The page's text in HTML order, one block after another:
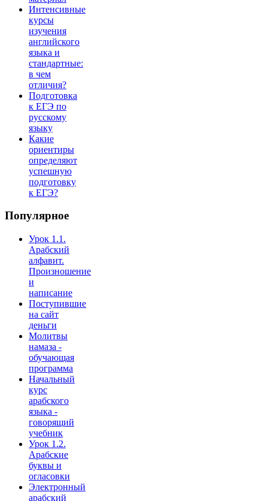
Интенсивные
курсы
изучения
английского
языка и
стандартные:
в чем
отличия?
Подготовка
к ЕГЭ по
русскому
языку
Какие
ориентиры
определяют
успешную
подготовку
к ЕГЭ?
Популярное
Урок 1.1.
Арабский
алфавит.
Произношение
и
написание
Поступившие
на сайт
деньги
Молитвы
намаза -
обучающая
программа
Начальный
курс
арабского
языка -
говорящий
учебник
Урок 1.2.
Арабские
буквы и
огласовки
Электронный
арабский